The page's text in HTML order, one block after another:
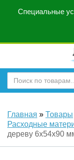
Специальные
Главная » Товары
Расходные
дереву 6x54x90